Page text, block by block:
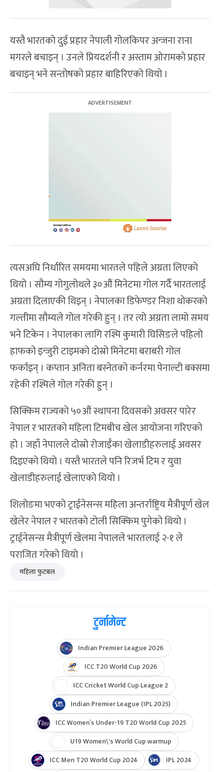
यस्तै भारतको दुई प्रहार नेपाली गोलकिपर अन्जना राना
मगरले बचाइन् । उनले प्रियदर्शनी र अस्ताम ओरामको प्रहार
बचाइन् भने सन्तोषको प्रहार बाहिरिएको थियो ।
त्यसअघि निर्धारित समयमा भारतले पहिले अग्रता लिएको
थियो । सौम्य गोगुलोथले ३०औं मिनेटमा गोल गर्दै भारतलाई
अग्रता दिलाएकी थिइन् । नेपालका डिफेण्डर निशा थोकरको
गल्तीमा सौम्यले गोल गरेकी हुन् । तर त्यो अग्रता लामो समय
भने टिकेन । नेपालका लागि रश्मि कुमारी घिसिङले पहिलो
हाफको इन्जुरी टाइमको दोस्रो मिनेटमा बराबरी गोल
फर्काइन् । कप्तान अनिता बस्नेतको कर्नरमा पेनाल्टी बक्समा
रहेकी रश्मिले गोल गरेकी हुन् ।
सिक्किम राज्यको ५०औं स्थापना दिवसको अवसर पारेर
नेपाल र भारतको महिला टिमबीच खेल आयोजना गरिएको
हो । जहाँ नेपालले दोस्रो रोजाईँका खेलाडीहरुलाई अवसर
दिइएको थियो । यस्तै भारतले पनि रिजर्भ टिम र युवा
खेलाडीहरुलाई खेलाएको थियो ।
शिलोङमा भएको ट्राईनेसन्स महिला अन्तर्राष्ट्रिय मैत्रीपूर्ण खेल
खेलेर नेपाल र भारतको टोली सिक्किम पुगेको थियो ।
ट्राईनेसन्स मैत्रीपूर्ण खेलमा नेपालले भारतलाई २-१ ले
पराजित गरेको थियो ।
महिला फुटबल
टुर्नामेन्ट
Indian Premier League 2026
ICC T20 World Cup 2026
ICC Cricket World Cup League 2
Indian Premier League (IPL 2025)
ICC Women’s Under-19 T20 World Cup 2025
U19 Women\'s World Cup warmup
ICC Men T20 World Cup 2024
IPL 2024